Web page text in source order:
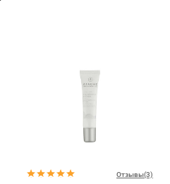
Отзывы(3)